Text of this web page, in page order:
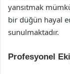
yansıtmak
bir düğün hayal
sunulmaktadır.
Profesyonel